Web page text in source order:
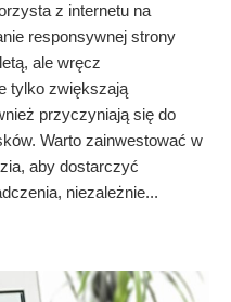
z internetu na
responsywnej strony
ale wręcz
tylko zwiększają
przyczyniają się do
Warto zainwestować w
aby dostarczyć
niezależnie...